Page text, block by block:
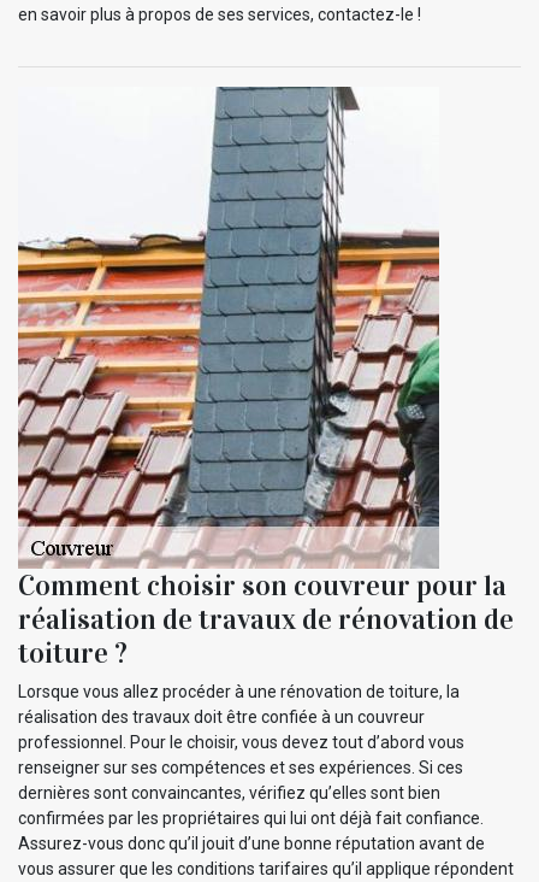
en savoir plus à propos de ses services, contactez-le !
Comment choisir son couvreur pour la
réalisation de travaux de rénovation de
toiture ?
Lorsque vous allez procéder à une rénovation de toiture, la
réalisation des travaux doit être confiée à un couvreur
professionnel. Pour le choisir, vous devez tout d’abord vous
renseigner sur ses compétences et ses expériences. Si ces
dernières sont convaincantes, vérifiez qu’elles sont bien
confirmées par les propriétaires qui lui ont déjà fait confiance.
Assurez-vous donc qu’il jouit d’une bonne réputation avant de
vous assurer que les conditions tarifaires qu’il applique répondent